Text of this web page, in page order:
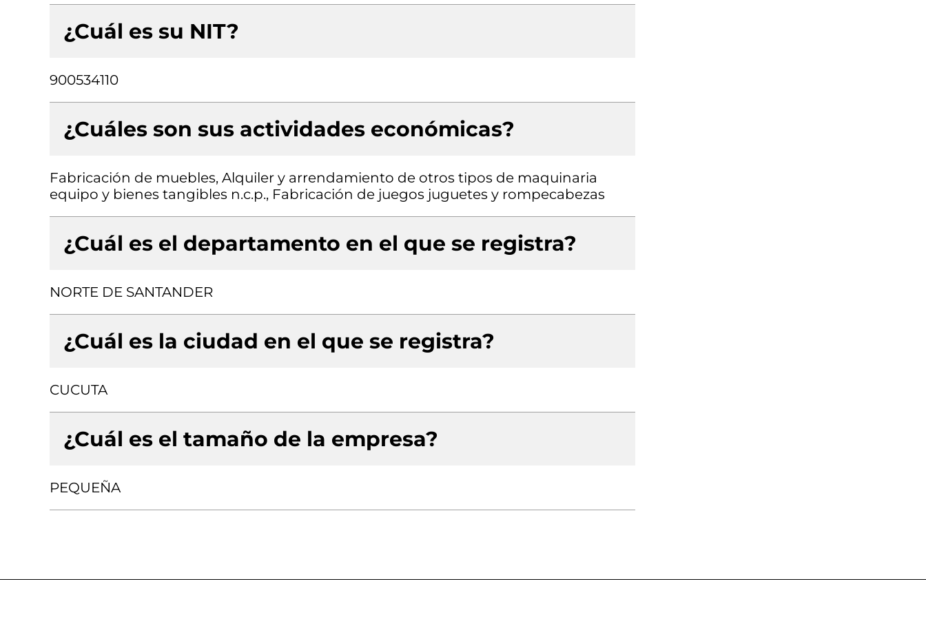
¿Cuál es su NIT?
900534110
¿Cuáles son sus actividades económicas?
Fabricación de muebles, Alquiler y arrendamiento de otros tipos de maquinaria
equipo y bienes tangibles n.c.p., Fabricación de juegos juguetes y rompecabezas
¿Cuál es el departamento en el que se registra?
NORTE DE SANTANDER
¿Cuál es la ciudad en el que se registra?
CUCUTA
¿Cuál es el tamaño de la empresa?
PEQUEÑA